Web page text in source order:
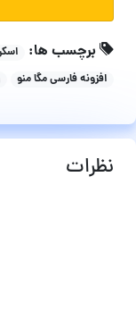
برچسب ها:
افزونه فارسی مگا منو
نظرات